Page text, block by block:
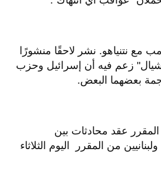
مع نتنياهو. نشر لاحقًا منشورًا
زعم فيه أن إسرائيل وحزب
بعضهما البعض.
عقد محادثات بين
من المقرر اليوم الثلاثاء